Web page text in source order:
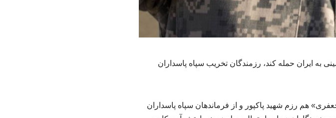
به ایران حمله کند، رزمندگان تخریب سپاه پاسداران
هم رزم شهید پاکپور و از فرماندهان سپاه پاسداران